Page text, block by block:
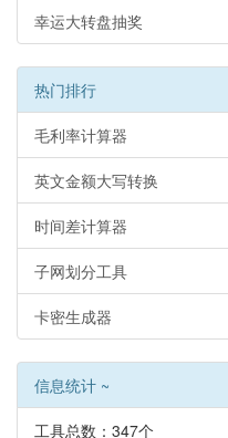
幸运大转盘抽奖
热门排行
毛利率计算器
英文金额大写转换
时间差计算器
子网划分工具
卡密生成器
信息统计 ~
工具总数：347个